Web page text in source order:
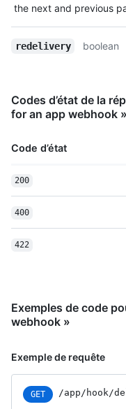
the next and previous
redelivery boolean
Codes d’état de la
for an app webhook »
Code d’état
200
400
422
Exemples de code
webhook »
Exemple de requête
GET /app/hook/